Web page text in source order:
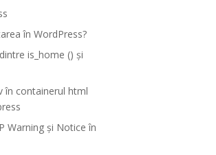
în WordPress?
is_home () și
în containerul html
Warning și Notice în